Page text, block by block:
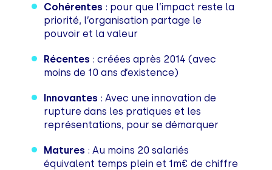
Cohérentes : pour que l’impact reste la
priorité, l’organisation partage le
pouvoir et la valeur
Récentes : créées après 2014 (avec
moins de 10 ans d’existence)
Innovantes : Avec une innovation de
rupture dans les pratiques et les
représentations, pour se démarquer
Matures : Au moins 20 salariés
équivalent temps plein et 1m€ de chiffre